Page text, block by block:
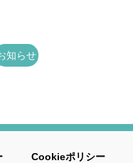
知らせ
Cookieポリシー